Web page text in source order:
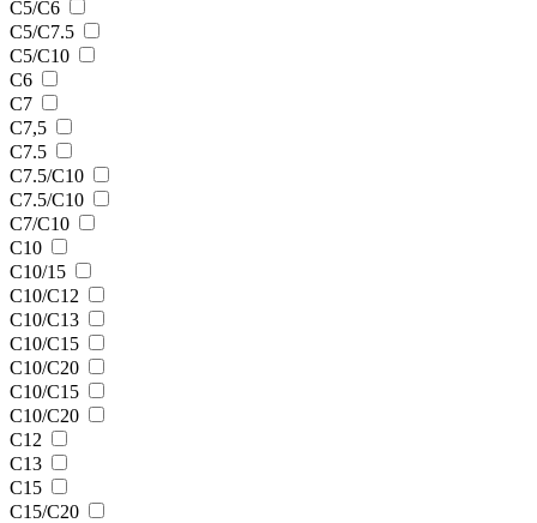
C5/C6
C5/C7.5
C5/C10
C6
C7
C7,5
C7.5
C7.5/C10
C7.5/С10
C7/C10
C10
C10/15
C10/C12
C10/C13
C10/C15
C10/C20
C10/С15
C10/С20
C12
C13
C15
C15/C20